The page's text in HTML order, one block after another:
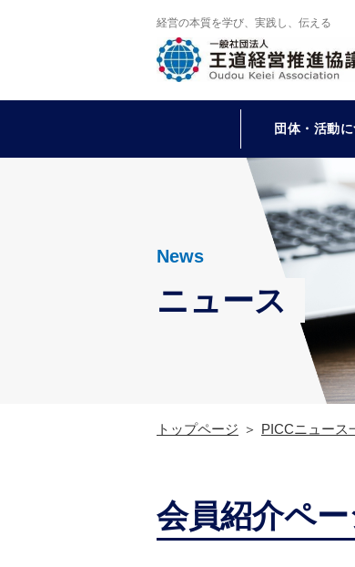
経営の本質を学び、実践し、伝える
団体・活動
News
ニュース
トップページ PICCニュース
会員紹介ペ